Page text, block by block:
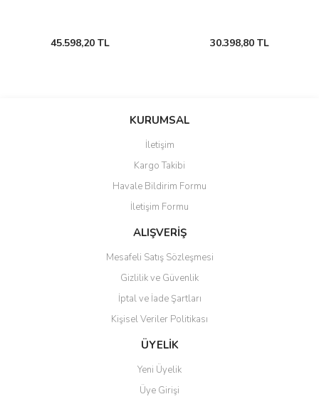
45.598,20 TL 30.398,80 TL
KURUMSAL
İletişim
Kargo Takibi
Havale Bildirim Formu
İletişim Formu
ALIŞVERİŞ
Mesafeli Satış Sözleşmesi
Gizlilik ve Güvenlik
İptal ve İade Şartları
Kişisel Veriler Politikası
ÜYELİK
Yeni Üyelik
Üye Girişi